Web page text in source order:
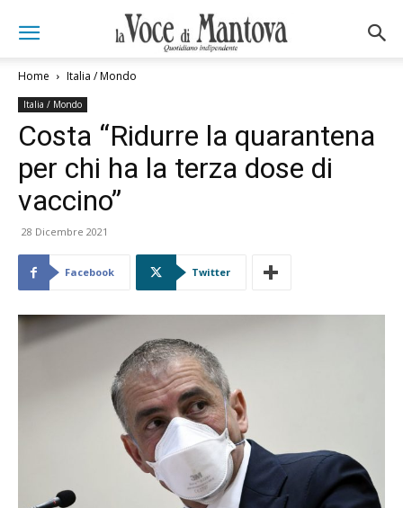
Home Italia / Mondo
Italia / Mondo
Costa “Ridurre la quarantena
per chi ha la terza dose di
vaccino”
28 Dicembre 2021
Facebook Twitter